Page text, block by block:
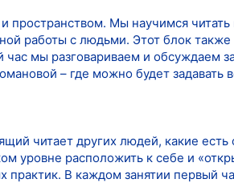
пространством. Мы научимся
работы с людьми. Этот блок также
мы разговариваем и обсуждаем
– где можно будет задавать
читает других людей, какие
уровне расположить к себе и
практик. В каждом занятии первый